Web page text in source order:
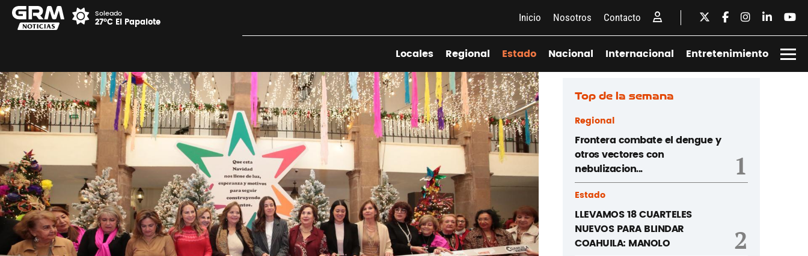
Soleado
27°C El Papalote Inicio Nosotros Contacto
Locales Regional Estado Nacional Internacional Entretenimiento
Top de la semana
Regional
Frontera combate el dengue y
otros vectores con
nebulizacion...
1
Estado
LLEVAMOS 18 CUARTELES
NUEVOS PARA BLINDAR
COAHUILA: MANOLO
2